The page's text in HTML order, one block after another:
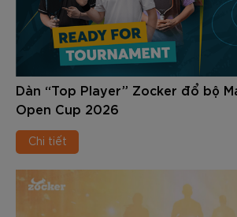
Dàn “Top Player” Zocker đổ bộ
Open Cup 2026
Chi tiết